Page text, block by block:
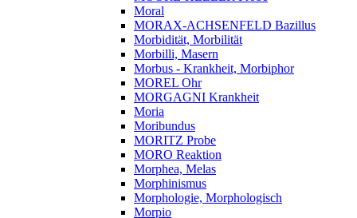
Moral
MORAX-ACHSENFELD Bazillus
Morbidität, Morbilität
Morbilli, Masern
Morbus - Krankheit, Morbiphor
MOREL Ohr
MORGAGNI Krankheit
Moria
Moribundus
MORITZ Probe
MORO Reaktion
Morphea, Melas
Morphinismus
Morphologie, Morphologisch
Morpio